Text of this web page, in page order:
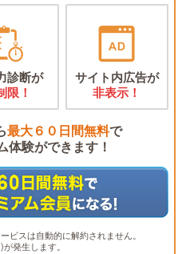
診断が
限！
サイト内広告が
非表示！
最大６０日間無料で
験ができます！
ビスは自動的に解約されません。
発生します。